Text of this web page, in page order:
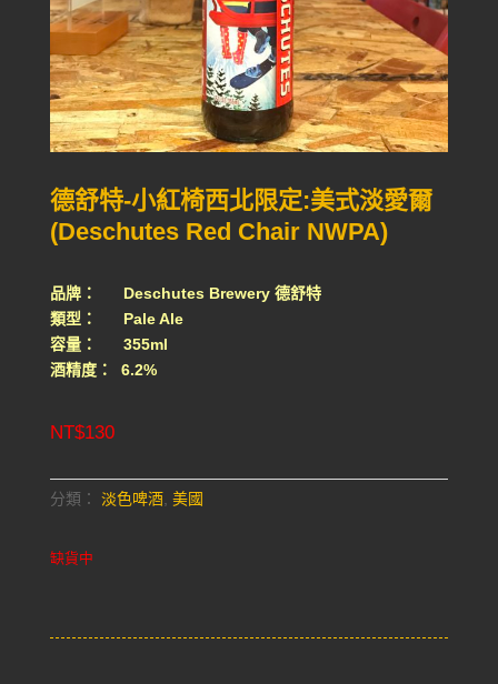
德舒特-小紅椅西北限定:美式淡愛爾
(Deschutes Red Chair NWPA)
品牌： Deschutes Brewery 德舒特
類型： Pale Ale
容量： 355ml
酒精度： 6.2%
NT$130
分類： 淡色啤酒, 美國
缺貨中